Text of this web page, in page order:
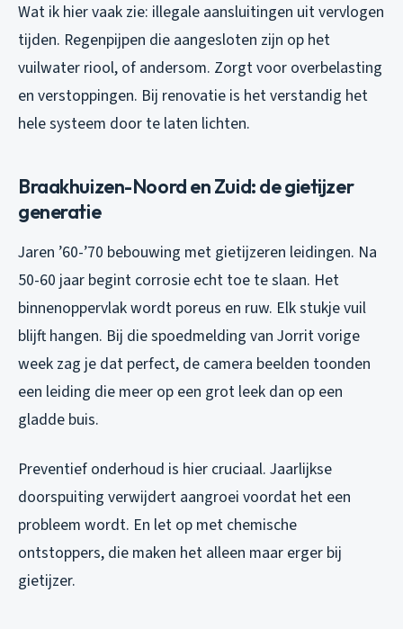
Wat ik hier vaak zie: illegale aansluitingen uit vervlogen
tijden. Regenpijpen die aangesloten zijn op het
vuilwater riool, of andersom. Zorgt voor overbelasting
en verstoppingen. Bij renovatie is het verstandig het
hele systeem door te laten lichten.
Braakhuizen-Noord en Zuid: de gietijzer
generatie
Jaren ’60-’70 bebouwing met gietijzeren leidingen. Na
50-60 jaar begint corrosie echt toe te slaan. Het
binnenoppervlak wordt poreus en ruw. Elk stukje vuil
blijft hangen. Bij die spoedmelding van Jorrit vorige
week zag je dat perfect, de camera beelden toonden
een leiding die meer op een grot leek dan op een
gladde buis.
Preventief onderhoud is hier cruciaal. Jaarlijkse
doorspuiting verwijdert aangroei voordat het een
probleem wordt. En let op met chemische
ontstoppers, die maken het alleen maar erger bij
gietijzer.